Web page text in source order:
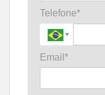
Telefone*
Email*